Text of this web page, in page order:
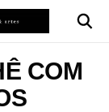
COM